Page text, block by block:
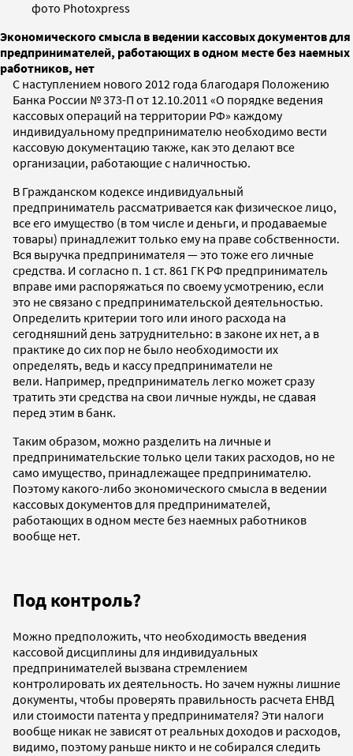
фото Photoxpress
Экономического смысла в ведении кассовых документов для
предпринимателей, работающих в одном месте без наемных
работников, нет
С наступлением нового 2012 года благодаря Положению
Банка России № 373-П от 12.10.2011 «О порядке ведения
кассовых операций на территории РФ» каждому
индивидуальному предпринимателю необходимо вести
кассовую документацию также, как это делают все
организации, работающие с наличностью.
В Гражданском кодексе индивидуальный
предприниматель рассматривается как физическое лицо,
все его имущество (в том числе и деньги, и продаваемые
товары) принадлежит только ему на праве собственности.
Вся выручка предпринимателя — это тоже его личные
средства. И согласно п. 1 ст. 861 ГК РФ предприниматель
вправе ими распоряжаться по своему усмотрению, если
это не связано с предпринимательской деятельностью.
Определить критерии того или иного расхода на
сегодняшний день затруднительно: в законе их нет, а в
практике до сих пор не было необходимости их
определять, ведь и кассу предприниматели не
вели. Например, предприниматель легко может сразу
тратить эти средства на свои личные нужды, не сдавая
перед этим в банк.
Таким образом, можно разделить на личные и
предпринимательские только цели таких расходов, но не
само имущество, принадлежащее предпринимателю.
Поэтому какого-либо экономического смысла в ведении
кассовых документов для предпринимателей,
работающих в одном месте без наемных работников
вообще нет.
Под контроль?
Можно предположить, что необходимость введения
кассовой дисциплины для индивидуальных
предпринимателей вызвана стремлением
контролировать их деятельность. Но зачем нужны лишние
документы, чтобы проверять правильность расчета ЕНВД
или стоимости патента у предпринимателя? Эти налоги
вообще никак не зависят от реальных доходов и расходов,
видимо, поэтому раньше никто и не собирался следить